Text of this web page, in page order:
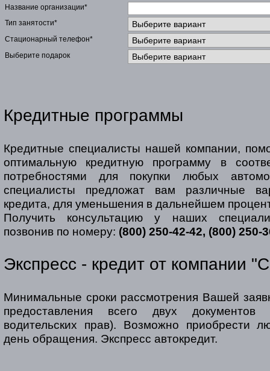
Название организации*
Тип занятости*
Стационарный телефон*
Выберите подарок
Кредитные программы
Кредитные специалисты нашей компании,
оптимальную кредитную программу в
потребностями для покупки любых
специалисты предложат вам различные
кредита, для уменьшения в дальнейшем
Получить консультацию у наших
позвонив по номеру: (800) 250-42-42, (800) 250-
Экспресс - кредит от компании
Минимальные сроки рассмотрения Вашей
предоставления всего двух
водительских прав). Возможно приобрести
день обращения. Экспресс автокредит.